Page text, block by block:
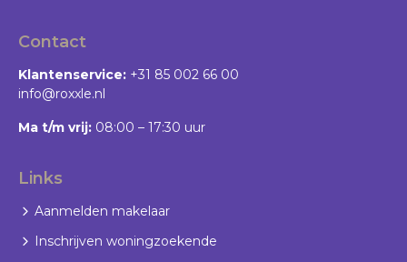
Contact
Klantenservice: +31 85 002 66 00
info@roxxle.nl
Ma t/m vrij: 08:00 – 17:30 uur
Links
Aanmelden makelaar
Inschrijven woningzoekende